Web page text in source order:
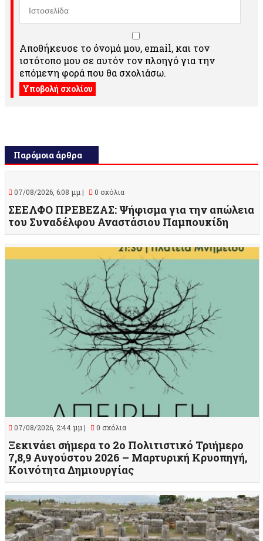
Αποθήκευσε το όνομά μου, email, και τον
ιστότοπο μου σε αυτόν τον πλοηγό για την
επόμενη φορά που θα σχολιάσω.
Παρόμοια άρθρα
07/08/2026, 6:08 μμ | 0 σχόλια
ΣΕΕΛΦΟ ΠΡΕΒΕΖΑΣ: Ψήφισμα για την απώλεια
του Συναδέλφου Αναστάσιου Παμπουκίδη
07/08/2026, 2:44 μμ | 0 σχόλια
Ξεκινάει σήμερα το 2ο Πολιτιστικό Τριήμερο
7,8,9 Αυγούστου 2026 – Μαρτυρική Κρυοπηγή,
Κοινότητα Δημιουργίας